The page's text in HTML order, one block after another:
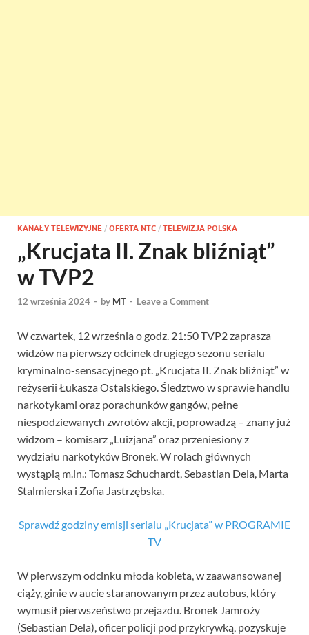
KANAŁY TELEWIZYJNE / OFERTA NTC / TELEWIZJA POLSKA
„Krucjata II. Znak bliźniąt”
w TVP2
12 września 2024 - by MT - Leave a Comment
W czwartek, 12 września o godz. 21:50 TVP2 zaprasza
widzów na pierwszy odcinek drugiego sezonu serialu
kryminalno-sensacyjnego pt. „Krucjata II. Znak bliźniąt” w
reżyserii Łukasza Ostalskiego. Śledztwo w sprawie handlu
narkotykami oraz porachunków gangów, pełne
niespodziewanych zwrotów akcji, poprowadzą – znany już
widzom – komisarz „Luizjana” oraz przeniesiony z
wydziału narkotyków Bronek. W rolach głównych
wystąpią m.in.: Tomasz Schuchardt, Sebastian Dela, Marta
Stalmierska i Zofia Jastrzębska.
Sprawdź godziny emisji serialu „Krucjata” w PROGRAMIE
TV
W pierwszym odcinku młoda kobieta, w zaawansowanej
ciąży, ginie w aucie staranowanym przez autobus, który
wymusił pierwszeństwo przejazdu. Bronek Jamroży
(Sebastian Dela), oficer policji pod przykrywką, pozyskuje